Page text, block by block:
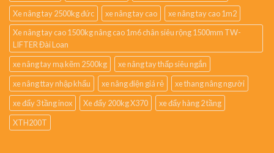
Xe nâng tay 2500kg đức
xe nâng tay cao
xe nâng tay cao 1m2
Xe nâng tay cao 1500kg nâng cao 1m6 chân siêu rộng 1500mm TW-
LIFTER Đài Loan
xe nâng tay mạ kẽm 2500kg
xe nâng tay thấp siêu ngắn
xe nâng ttay nhập khẩu
xe nâng điện giá rẻ
xe thang nâng người
xe đẩy 3 tầng inox
Xe đẩy 200kg X370
xe đẩy hàng 2 tầng
XTH200T